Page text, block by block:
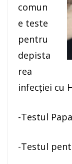
comun
e teste
pentru
depista
rea
infecției cu
-Testul
-Testul